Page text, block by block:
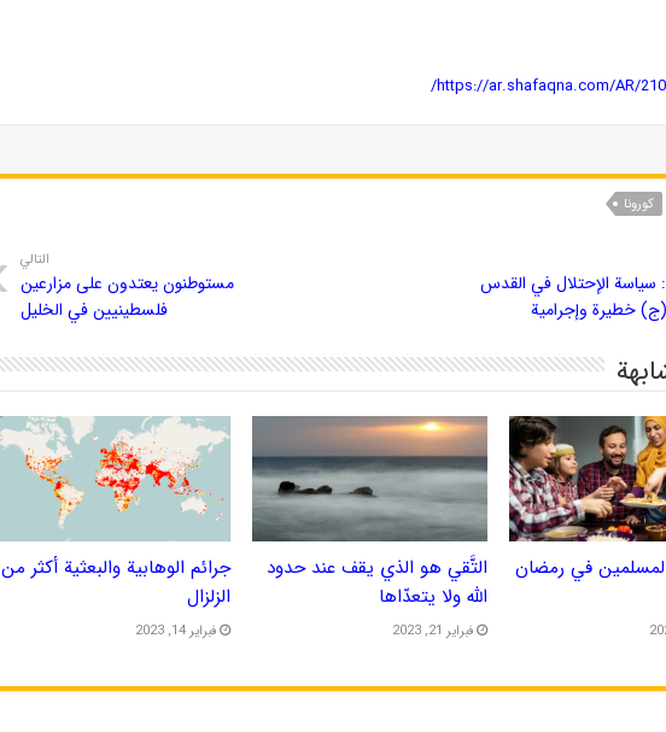
https://ar.shafaqna.com/AR/
کورونا
سياسة الإحتلال في القدس
خطيرة وإجرامية
التالي
مستوطنون يعتدون على مزارعين
فلسطينيين في الخليل
في رمضان
التَّقي هو الذي يقف عند حدود
الله ولا يتعدّاها
فبراير 21, 2023
جرائم الوهابية والبعثية أكثر من
الزلزال
فبراير 14, 2023